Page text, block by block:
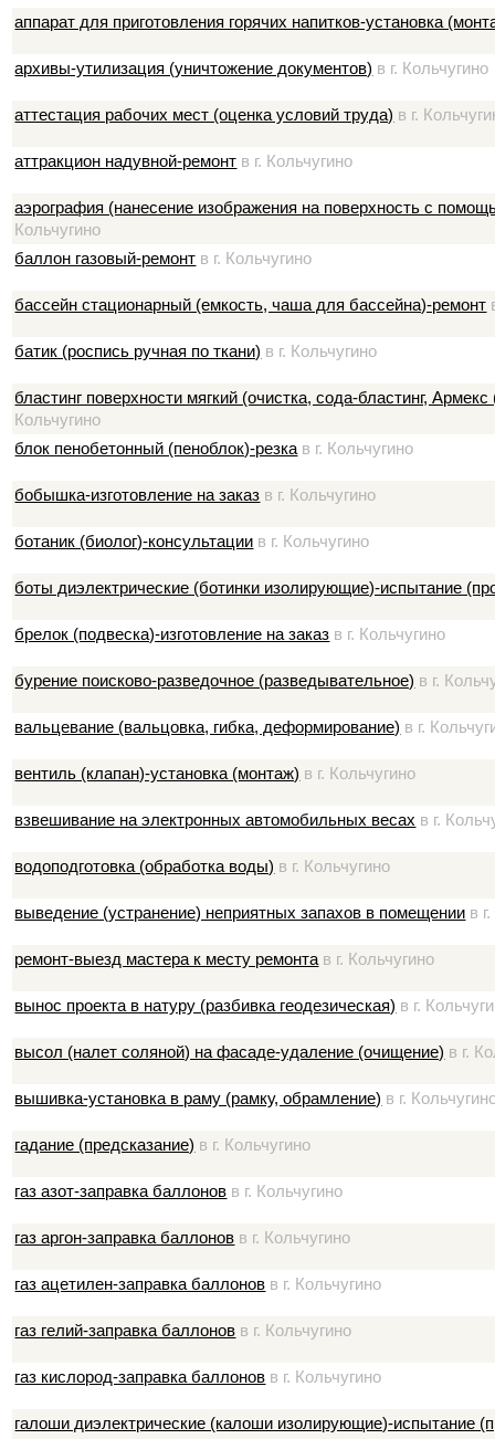
аппарат для приготовления горячих напитков-установка
архивы-утилизация (уничтожение документов) в г. Кольчугино
аттестация рабочих мест (оценка условий труда) в г.
аттракцион надувной-ремонт в г. Кольчугино
аэрография (нанесение изображения на поверхность с
Кольчугино
баллон газовый-ремонт в г. Кольчугино
бассейн стационарный (емкость, чаша для бассейна)-ремонт
батик (роспись ручная по ткани) в г. Кольчугино
бластинг поверхности мягкий (очистка, сода-бластинг,
Кольчугино
блок пенобетонный (пеноблок)-резка в г. Кольчугино
бобышка-изготовление на заказ в г. Кольчугино
ботаник (биолог)-консультации в г. Кольчугино
боты диэлектрические (ботинки изолирующие)-испытание
брелок (подвеска)-изготовление на заказ в г. Кольчугино
бурение поисково-разведочное (разведывательное) в г.
вальцевание (вальцовка, гибка, деформирование) в г.
вентиль (клапан)-установка (монтаж) в г. Кольчугино
взвешивание на электронных автомобильных весах в г.
водоподготовка (обработка воды) в г. Кольчугино
выведение (устранение) неприятных запахов в помещении в
ремонт-выезд мастера к месту ремонта в г. Кольчугино
вынос проекта в натуру (разбивка геодезическая) в г.
высол (налет соляной) на фасаде-удаление (очищение) в г.
вышивка-установка в раму (рамку, обрамление) в г.
гадание (предсказание) в г. Кольчугино
газ азот-заправка баллонов в г. Кольчугино
газ аргон-заправка баллонов в г. Кольчугино
газ ацетилен-заправка баллонов в г. Кольчугино
газ гелий-заправка баллонов в г. Кольчугино
газ кислород-заправка баллонов в г. Кольчугино
галоши диэлектрические (калоши изолирующие)-испытание